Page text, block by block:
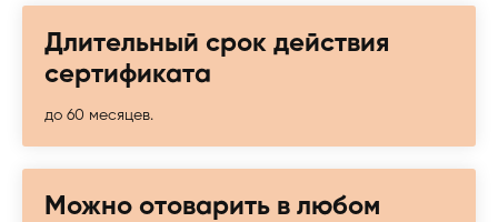
Длительный срок действия
сертификата
до 60 месяцев.
Можно отоварить в любом